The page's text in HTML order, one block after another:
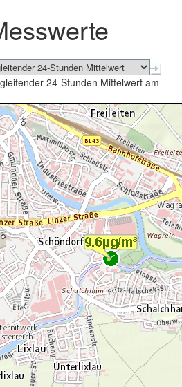
schließen
24-Stunden Mittelwert am